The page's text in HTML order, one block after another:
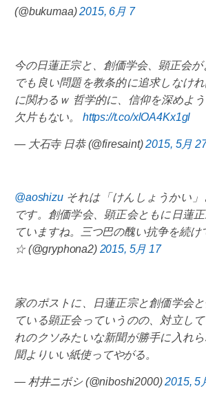
(@bukumaa)2015, 6月 7
今の日蓮正宗と、創価学会、顕正会
でも良い問題を教条的に追求しなけ
に関わるｗ 哲学的に、信仰を深めよ
欠片もない。 https://t.co/xlOA4Kx1gl
— 大石寺 日恭 (@firesaint)2015, 5月
@aoshizuそれは「けんしょうかい」
です。創価学会、顕正会ともに日蓮
ていますね。三つ巴の醜い抗争を続
☆ (@gryphona2) 2015, 5月 17
家のポストに、日蓮正宗と創価学会
ている顕正会っていうのの、対立し
れのクソみたいな新聞が勝手に入れ
聞よりいい紙使ってやがる。
— 村井ニボシ (@niboshi2000)2015, 5